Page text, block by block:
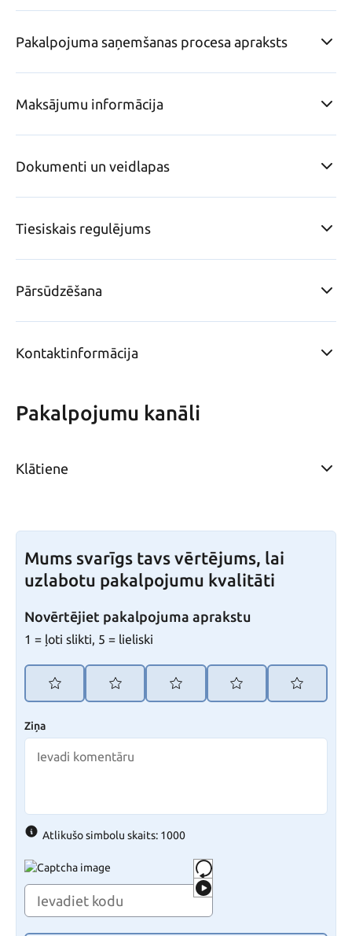
Pakalpojuma saņemšanas procesa apraksts
Maksājumu informācija
Dokumenti un veidlapas
Tiesiskais regulējums
Pārsūdzēšana
Kontaktinformācija
Pakalpojumu kanāli
Klātiene
Mums svarīgs tavs vērtējums, lai
uzlabotu pakalpojumu kvalitāti
Novērtējiet pakalpojuma aprakstu
1 = ļoti slikti, 5 = lieliski
Ziņa
Atlikušo simbolu skaits: 1000